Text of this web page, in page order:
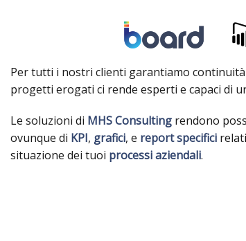
Per tutti i nostri clienti garantiamo
progetti erogati ci rende esperti e capaci di
Le soluzioni di MHS Consulting rendono
ovunque di KPI, grafici, e reportspecifici
situazione dei tuoi processiaziendali.